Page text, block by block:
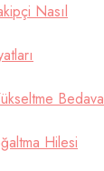
Nasıl
Bedava
Hilesi